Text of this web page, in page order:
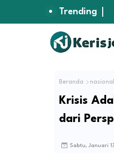
Trending
Beranda nasional
Krisis
dari
Sabtu, Januari